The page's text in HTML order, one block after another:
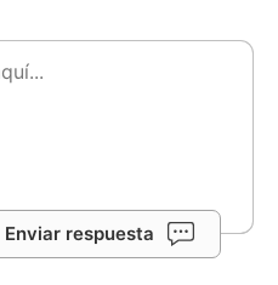
Enviar respuesta